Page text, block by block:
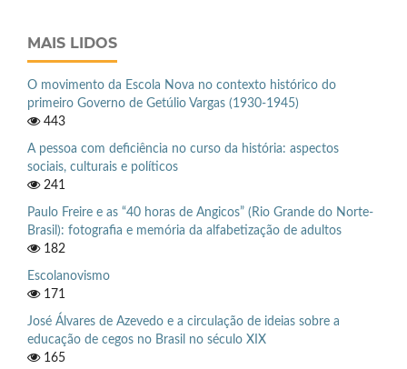
MAIS LIDOS
O movimento da Escola Nova no contexto histórico do
primeiro Governo de Getúlio Vargas (1930-1945)
443
A pessoa com deficiência no curso da história: aspectos
sociais, culturais e políticos
241
Paulo Freire e as “40 horas de Angicos” (Rio Grande do Norte-
Brasil): fotografia e memória da alfabetização de adultos
182
Escolanovismo
171
José Álvares de Azevedo e a circulação de ideias sobre a
educação de cegos no Brasil no século XIX
165